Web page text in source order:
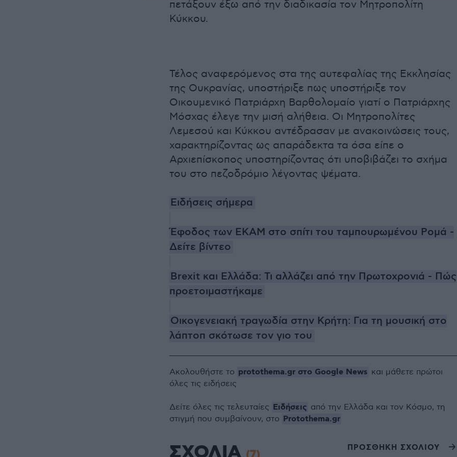
πετάξουν έξω από την διαδικασία τον Μητροπολίτη
Κύκκου.
Τέλος αναφερόμενος στα της αυτεφαλίας της Εκκλησίας
της Ουκρανίας, υποστήριξε πως υποστήριξε τον
Οικουμενικό Πατριάρχη Βαρθολομαίο γιατί ο Πατριάρχης
Μόσχας έλεγε την μισή αλήθεια. Οι Μητροπολίτες
Λεμεσού και Κύκκου αντέδρασαν με ανακοινώσεις τους,
χαρακτηρίζοντας ως απαράδεκτα τα όσα είπε ο
Αρχιεπίσκοπος υποστηρίζοντας ότι υποβιβάζει το σχήμα
του στο πεζοδρόμιο λέγοντας ψέματα.
Ειδήσεις σήμερα
Έφοδος των ΕΚΑΜ στο σπίτι του ταμπουρωμένου Ρομά -
Δείτε βίντεο
Brexit και Ελλάδα: Τι αλλάζει από την Πρωτοχρονιά - Πώς
προετοιμαστήκαμε
Οικογενειακή τραγωδία στην Κρήτη: Για τη μουσική στο
λάπτοπ σκότωσε τον γιο του
Ακολουθήστε το protothema.gr στο Google News και μάθετε πρώτοι
όλες τις ειδήσεις
Δείτε όλες τις τελευταίες Ειδήσεις από την Ελλάδα και τον Κόσμο, τη
στιγμή που συμβαίνουν, στο Protothema.gr
ΠΡΟΣΘΗΚΗ ΣΧΟΛΙΟΥ